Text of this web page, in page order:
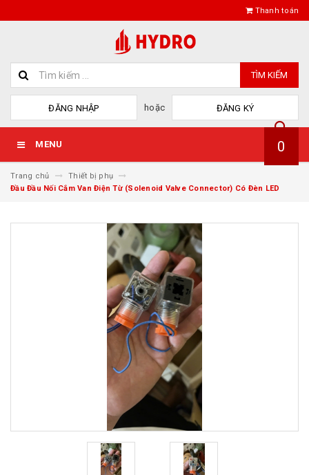
Thanh toán
TÌM KIẾM
ĐĂNG NHẬP hoặc ĐĂNG KÝ
MENU 0
Trang chủ
Thiết bị phụ
Đầu Đầu Nối Cắm Van Điện Từ (Solenoid Valve Connector) Có Đèn LED